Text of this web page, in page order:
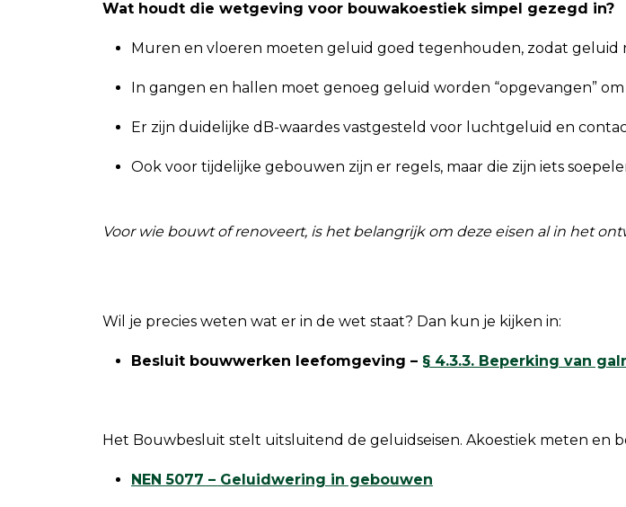
Wat houdt die wetgeving voor bouwakoestiek simpel gezegd in?
Muren en vloeren moeten geluid goed tegenhouden, zodat geluid
In gangen en hallen moet genoeg geluid worden “opgevangen”
Er zijn duidelijke dB-waardes vastgesteld voor luchtgeluid en
Ook voor tijdelijke gebouwen zijn er regels, maar die zijn iets
Voor wie bouwt of renoveert, is het belangrijk om deze eisen al in het
Wil je precies weten wat er in de wet staat? Dan kun je kijken in:
Besluit bouwwerken leefomgeving – § 4.3.3. Beperking van
Het Bouwbesluit stelt uitsluitend de geluidseisen. Akoestiek meten en
NEN 5077 – Geluidwering in gebouwen